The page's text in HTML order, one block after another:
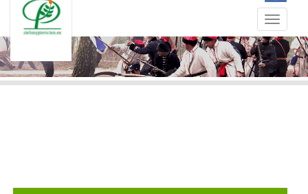
Toggle
Menu